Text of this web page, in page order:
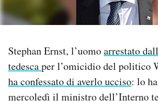
I MIEI PREFERITI
SHOP
CALENDARIO
Stephan Ernst, l’uomoarrestato
tedescaper l’omicidio del politico
ha confessato di averlo ucciso: lo
mercoledì il ministro dell’Interno